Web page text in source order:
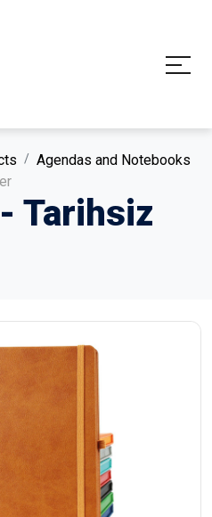
Agendas and Notebooks
Tarihsiz